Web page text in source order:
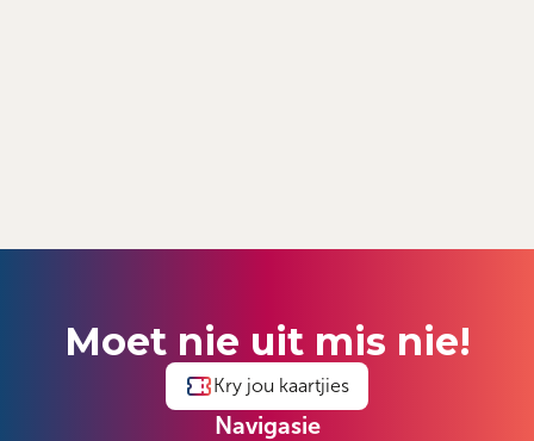
Moet nie uit mis nie!
Kry jou kaartjies
Navigasie